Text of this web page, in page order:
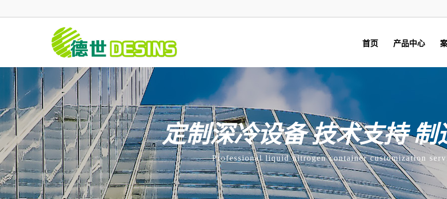
首页 产品中心
定制深冷设备 技术支持 制
Professional liquid nitrogen container customization